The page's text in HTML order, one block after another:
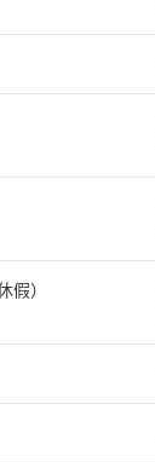
假）